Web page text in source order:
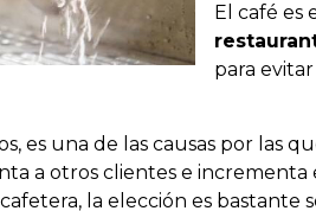
El café es
para
es una de las causas por las
a otros clientes e
la elección es bastante